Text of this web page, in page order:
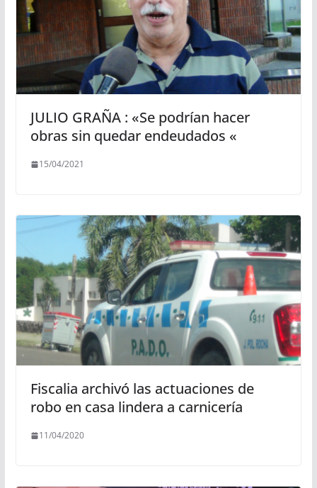
JULIO GRAÑA : «Se podrían hacer
obras sin quedar endeudados «
15/04/2021
Fiscalia archivó las actuaciones de
robo en casa lindera a carnicería
11/04/2020